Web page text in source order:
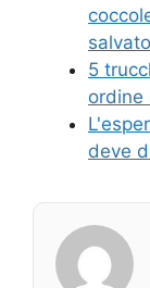
salvato
5
ordine
deve